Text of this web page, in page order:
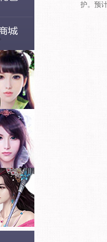
护。预